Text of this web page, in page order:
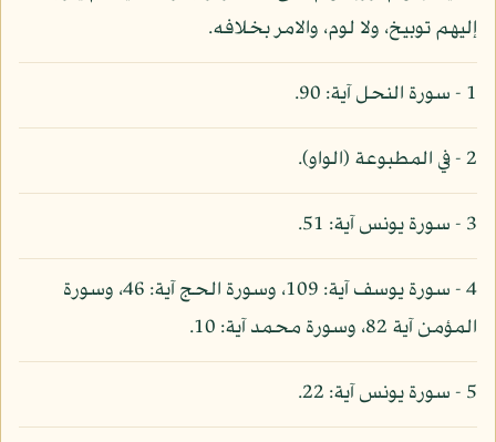
إليهم توبيخ، ولا لوم، والامر بخلافه.
1 - سورة النحل آية: 90.
2 - في المطبوعة (الواو).
3 - سورة يونس آية: 51.
4 - سورة يوسف آية: 109، وسورة الحج آية: 46، وسورة
المؤمن آية 82، وسورة محمد آية: 10.
5 - سورة يونس آية: 22.